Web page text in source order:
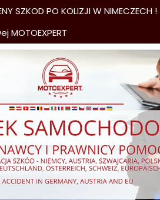
PO KOLIZJI W NIMECZECH !